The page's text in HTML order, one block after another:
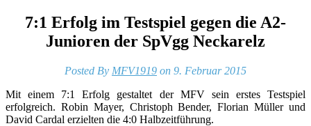
7:1 Erfolg im Testspiel gegen die A2-
Junioren der SpVgg Neckarelz
Posted By MFV1919 on 9. Februar 2015
Mit einem 7:1 Erfolg gestaltet der MFV sein erstes Testspiel
erfolgreich. Robin Mayer, Christoph Bender, Florian Müller und
David Cardal erzielten die 4:0 Halbzeitführung.